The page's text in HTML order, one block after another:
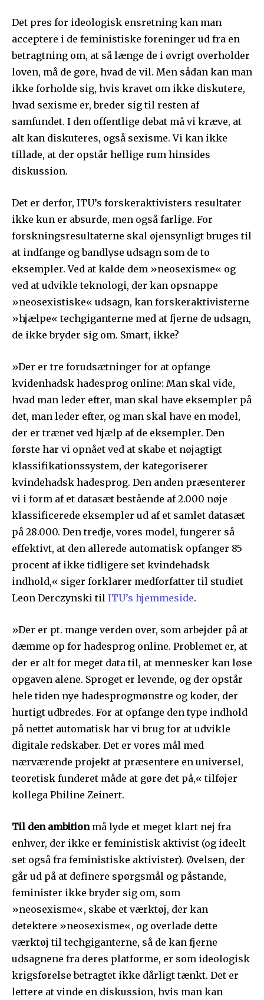
Det pres for ideologisk ensretning kan man
acceptere i de feministiske foreninger ud fra en
betragtning om, at så længe de i øvrigt overholder
loven, må de gøre, hvad de vil. Men sådan kan man
ikke forholde sig, hvis kravet om ikke diskutere,
hvad sexisme er, breder sig til resten af
samfundet. I den offentlige debat må vi kræve, at
alt kan diskuteres, også sexisme. Vi kan ikke
tillade, at der opstår hellige rum hinsides
diskussion.
Det er derfor, ITU’s forskeraktivisters resultater
ikke kun er absurde, men også farlige. For
forskningsresultaterne skal øjensynligt bruges til
at indfange og bandlyse udsagn som de to
eksempler. Ved at kalde dem »neosexisme« og
ved at udvikle teknologi, der kan opsnappe
»neosexistiske« udsagn, kan forskeraktivisterne
»hjælpe« techgiganterne med at fjerne de udsagn,
de ikke bryder sig om. Smart, ikke?
»Der er tre forudsætninger for at opfange
kvidenhadsk hadesprog online: Man skal vide,
hvad man leder efter, man skal have eksempler på
det, man leder efter, og man skal have en model,
der er trænet ved hjælp af de eksempler. Den
første har vi opnået ved at skabe et nøjagtigt
klassifikationssystem, der kategoriserer
kvindehadsk hadesprog. Den anden præsenterer
vi i form af et datasæt bestående af 2.000 nøje
klassificerede eksempler ud af et samlet datasæt
på 28.000. Den tredje, vores model, fungerer så
effektivt, at den allerede automatisk opfanger 85
procent af ikke tidligere set kvindehadsk
indhold,« siger forklarer medforfatter til studiet
Leon Derczynski til ITU’s hjemmeside.
»Der er pt. mange verden over, som arbejder på at
dæmme op for hadesprog online. Problemet er, at
der er alt for meget data til, at mennesker kan løse
opgaven alene. Sproget er levende, og der opstår
hele tiden nye hadesprogmønstre og koder, der
hurtigt udbredes. For at opfange den type indhold
på nettet automatisk har vi brug for at udvikle
digitale redskaber. Det er vores mål med
nærværende projekt at præsentere en universel,
teoretisk funderet måde at gøre det på,« tilføjer
kollega Philine Zeinert.
Til den ambitionmå lyde et meget klart nej fra
enhver, der ikke er feministisk aktivist (og ideelt
set også fra feministiske aktivister). Øvelsen, der
går ud på at definere spørgsmål og påstande,
feminister ikke bryder sig om, som
»neosexisme«, skabe et værktøj, der kan
detektere »neosexisme«, og overlade dette
værktøj til techgiganterne, så de kan fjerne
udsagnene fra deres platforme, er som ideologisk
krigsførelse betragtet ikke dårligt tænkt. Det er
lettere at vinde en diskussion, hvis man kan